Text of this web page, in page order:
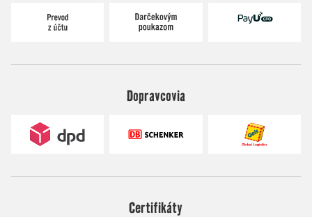
Dopravcovia
Certifikáty